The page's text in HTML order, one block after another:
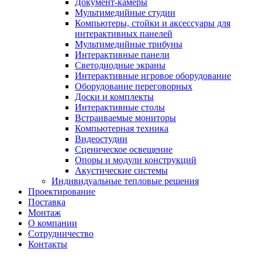
Документ-камеры
Мультимедийные студии
Компьютеры, стойки и аксессуары для
интерактивных панелей
Мультимедийные трибуны
Интерактивные панели
Светодиодные экраны
Интерактивные игровое оборудование
Оборудование переговорных
Доски и комплекты
Интерактивные столы
Встраиваемые мониторы
Компьютерная техника
Видеостудии
Cценическое освещение
Опоры и модули конструкций
Акустические системы
Индивидуальные тепловые решения
Проектирование
Поставка
Монтаж
О компании
Сотрудничество
Контакты